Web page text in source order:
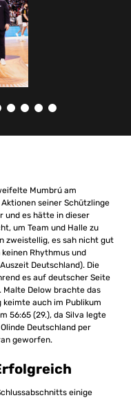
Mumbrú am
seiner Schützlinge
und es hätte in dieser
um Team und Halle zu
zweistellig, es sah nicht gut
Rhythmus und
Deutschland). Die
es auf deutscher Seite
Delow brachte das
keimte auch im Publikum
56:65 (29.), da Silva legte
Deutschland per
geworfen.
einige